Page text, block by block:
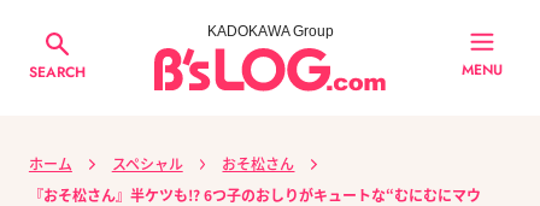
SEARCH
KADOKAWA Group
MENU
ホーム スペシャル
おそ松さん
『おそ松さん』半ケツも!? 6つ子のおしりがキュートな“むにむにマウ